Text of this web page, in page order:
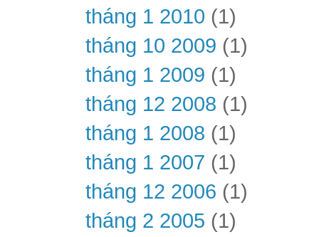
tháng 1 2010 (1)
tháng 10 2009 (1)
tháng 1 2009 (1)
tháng 12 2008 (1)
tháng 1 2008 (1)
tháng 1 2007 (1)
tháng 12 2006 (1)
tháng 2 2005 (1)